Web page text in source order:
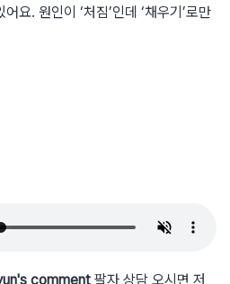
요. 원인이 ‘처짐’인데 ‘채우기’로만
comment 팔자 상담 오시면 저